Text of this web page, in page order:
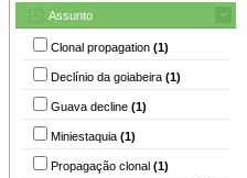
Assunto
Clonal propagation (1)
Declínio da goiabeira (1)
Guava decline (1)
Miniestaquia (1)
Propagação clonal (1)